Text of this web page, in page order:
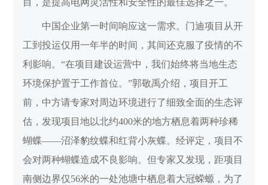
目，是提高电网灵活性和安全性的最佳选择之一。
中国企业第一时间响应这一需求。门迪项目从开
工到投运仅用一年半的时间，其间还克服了疫情的不
利影响。“在项目建设运营中，我们始终将当地生态
环境保护置于工作首位。”郭敬禹介绍，项目开工
前，中方请专家对周边环境进行了细致全面的生态评
估，发现项目地以北约400米的地方栖息着两种珍稀
蝴蝶——沼泽豹纹蝶和红背小灰蝶。经评定，项目不
会对两种蝴蝶造成不良影响。但专家又发现，距项目
南侧边界仅56米的一处池塘中栖息着大冠蝾螈，为了